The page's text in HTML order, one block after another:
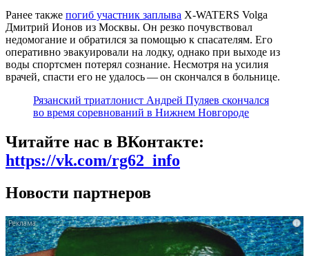
Ранее также погиб участник заплыва X‑WATERS Volga
Дмитрий Ионов из Москвы. Он резко почувствовал
недомогание и обратился за помощью к спасателям. Его
оперативно эвакуировали на лодку, однако при выходе из
воды спортсмен потерял сознание. Несмотря на усилия
врачей, спасти его не удалось — он скончался в больнице.
Рязанский триатлонист Андрей Пуляев скончался
во время соревнований в Нижнем Новгороде
Читайте нас в ВКонтакте:
https://vk.com/rg62_info
Новости партнеров
i